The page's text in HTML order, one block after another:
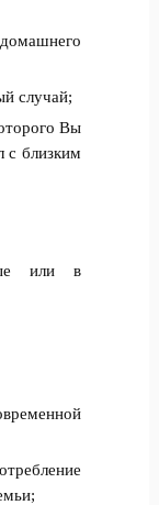
случай;
Вы
с близким
или в